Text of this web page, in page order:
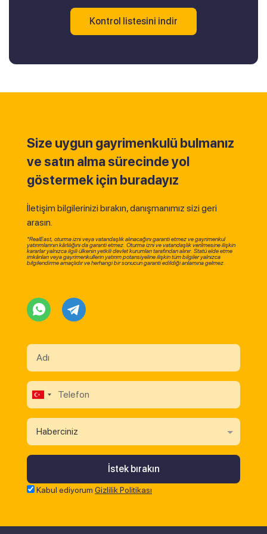
Kontrol listesini indir
Size uygun gayrimenkulü bulmanız
ve satın alma sürecinde yol
göstermek için buradayız
İletişim bilgilerinizi bırakın, danışmanımız sizi geri
arasın.
*RealEast, oturma izni veya vatandaşlık alınacağını garanti etmez ve gayrimenkul
yatırımlarının kârlılığını da garanti etmez. Oturma izni ve vatandaşlık verilmesine ilişkin
kararlar yalnızca ilgili ülkenin yetkili devlet kurumları tarafından alınır. Statü elde etme
imkânları veya gayrimenkullerin yatırım potansiyeline ilişkin tüm bilgiler yalnızca
bilgilendirme amaçlıdır ve herhangi bir sonucun garanti edildiği anlamına gelmez.
Haberciniz
Kabul ediyorum Gizlilik Politikası